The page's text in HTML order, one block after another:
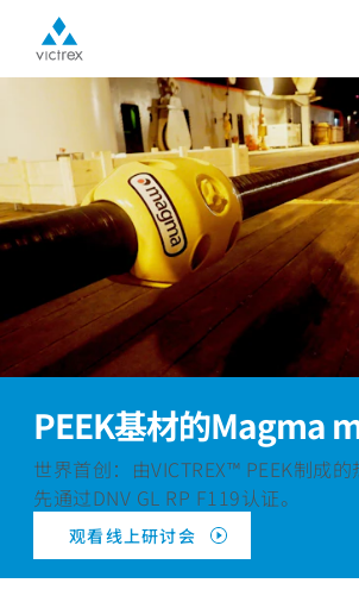
PEEK基材的Magma
世界首创：由VICTREX™ PEEK制成
先通过DNV GL RP F119认证。
观看线上研讨会